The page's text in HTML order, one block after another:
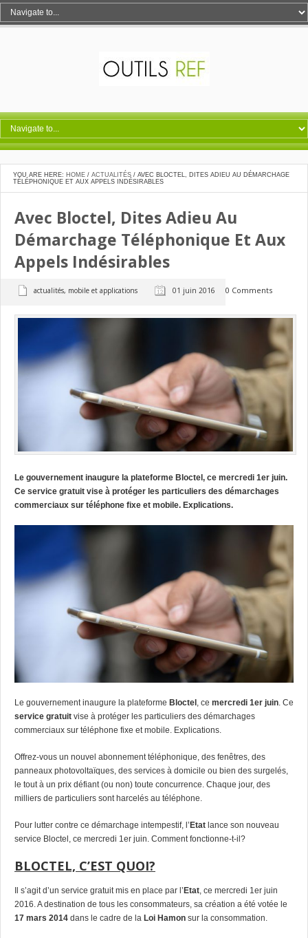
YOU ARE HERE: HOME / ACTUALITÉS / AVEC BLOCTEL, DITES ADIEU AU DÉMARCHAGE
TÉLÉPHONIQUE ET AUX APPELS INDÉSIRABLES
Avec Bloctel, Dites Adieu Au
Démarchage Téléphonique Et Aux
Appels Indésirables
actualités, mobile et applications 01 juin 2016 0 Comments
Le gouvernement inaugure la plateforme Bloctel, ce mercredi 1er juin.
Ce service gratuit vise à protéger les particuliers des démarchages
commerciaux sur téléphone fixe et mobile. Explications.
Le gouvernement inaugure la plateforme Bloctel , ce mercredi 1er juin . Ce
service gratuit vise à protéger les particuliers des démarchages
commerciaux sur téléphone fixe et mobile. Explications.
Offrez-vous un nouvel abonnement téléphonique, des fenêtres, des
panneaux photovoltaïques, des services à domicile ou bien des surgelés,
le tout à un prix défiant (ou non) toute concurrence. Chaque jour, des
milliers de particuliers sont harcelés au téléphone.
Pour lutter contre ce démarchage intempestif, l’ Etat lance son nouveau
service Bloctel , ce mercredi 1er juin. Comment fonctionne-t-il?
BLOCTEL, C’EST QUOI?
Il s’agit d’un service gratuit mis en place par l’ Etat, ce mercredi 1er juin
2016. A destination de tous les consommateurs, sa création a été votée le
17 mars 2014 dans le cadre de la Loi Hamon sur la consommation.